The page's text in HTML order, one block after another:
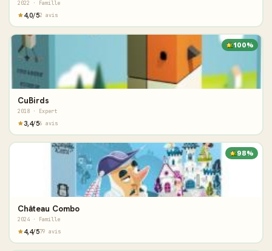
2022 · Famille
4,0/52 avis
100%
CuBirds
2018 · Expert
3,4/56 avis
98%
Château Combo
2024 · Famille
4,4/579 avis